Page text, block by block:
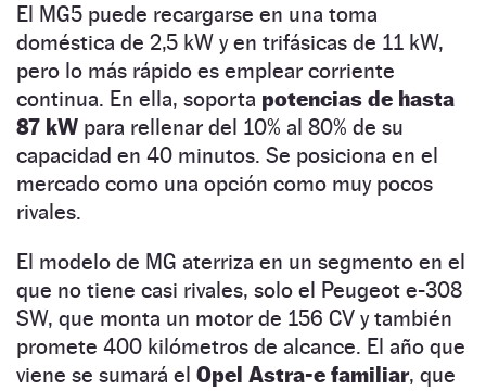
El MG5 puede recargarse en una toma
doméstica de 2,5 kW y en trifásicas de 11 kW,
pero lo más rápido es emplear corriente
continua. En ella, soporta potencias de hasta
87 kW para rellenar del 10% al 80% de su
capacidad en 40 minutos. Se posiciona en el
mercado como una opción como muy pocos
rivales.
El modelo de MG aterriza en un segmento en el
que no tiene casi rivales, solo el Peugeot e-308
SW, que monta un motor de 156 CV y también
promete 400 kilómetros de alcance. El año que
viene se sumará el Opel Astra-e familiar, que